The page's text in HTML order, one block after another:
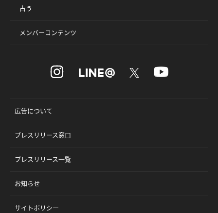
占う
メンバーコンテンツ
広告について
プレスリリース窓口
プレスリリース一覧
お知らせ
サイトポリシー